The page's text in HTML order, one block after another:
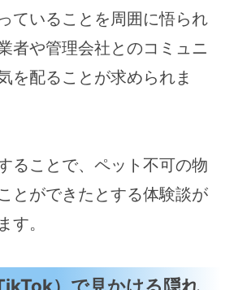
ていることを周囲に悟られ
者や管理会社とのコミュニ
を配ることが求められま
ることで、ペット不可の物
とができたとする体験談が
す。
）で見かける隠れ